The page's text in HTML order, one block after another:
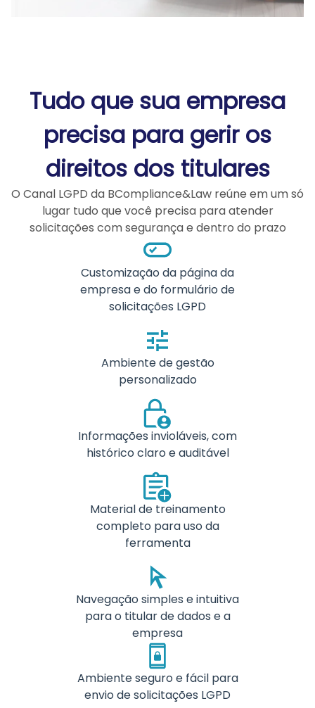
Tudo que sua empresa
precisa para gerir os
direitos dos titulares
O Canal LGPD da BCompliance&Law reúne em um só
lugar tudo que você precisa para atender
solicitações com segurança e dentro do prazo
Customização da página da
empresa e do formulário de
solicitações LGPD
Ambiente de gestão
personalizado
Informações invioláveis, com
histórico claro e auditável
Material de treinamento
completo para uso da
ferramenta
Navegação simples e intuitiva
para o titular de dados e a
empresa
Ambiente seguro e fácil para
envio de solicitações LGPD